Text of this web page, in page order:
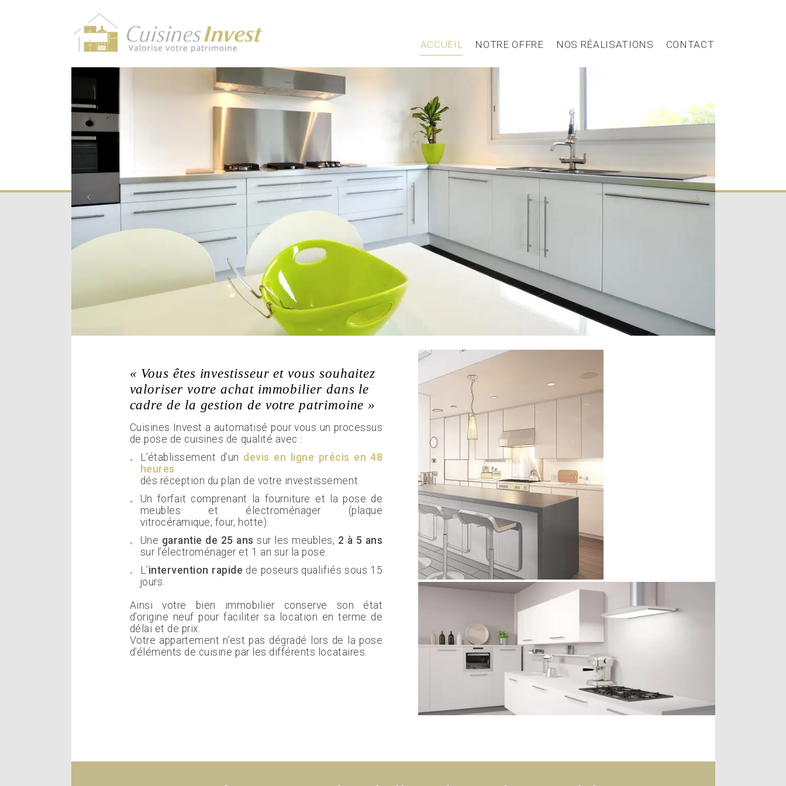
ACCUEIL NOTRE OFFRE NOS RÉALISATIONS CONTACT
« Vous êtes investisseur et vous souhaitez
valoriser votre achat immobilier dans le
cadre de la gestion de votre patrimoine »
Cuisines Invest a automatisé pour vous un processus
de pose de cuisines de qualité avec :
L’établissement d’un devis en ligne précis en 48
heures
dés réception du plan de votre investissement.
Un forfait comprenant la fourniture et la pose de
meubles et électroménager (plaque
vitrocéramique, four, hotte).
Une garantie de 25 ans sur les meubles, 2 à 5 ans
sur l’électroménager et 1 an sur la pose.
L’intervention rapide de poseurs qualifiés sous 15
jours.
Ainsi votre bien immobilier conserve son état
d’origine neuf pour faciliter sa location en terme de
délai et de prix.
Votre appartement n’est pas dégradé lors de la pose
d’éléments de cuisine par les différents locataires.